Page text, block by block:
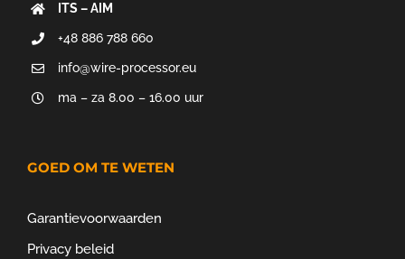
ITS – AIM
+48 886 788 660
info@wire-processor.eu
ma – za 8.00 – 16.00 uur
GOED OM TE WETEN
Garantievoorwaarden
Privacy beleid